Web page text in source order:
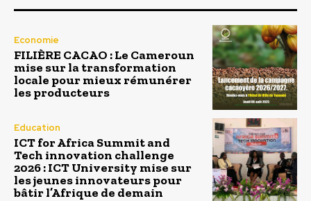
Economie
FILIÈRE CACAO : Le Cameroun
mise sur la transformation
locale pour mieux rémunérer
les producteurs
Education
ICT for Africa Summit and
Tech innovation challenge
2026 : ICT University mise sur
les jeunes innovateurs pour
bâtir l’Afrique de demain